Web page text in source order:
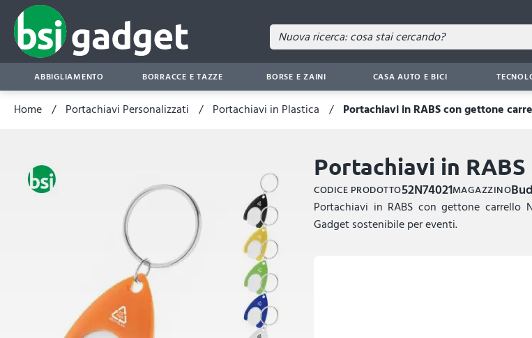
ABBIGLIAMENTO BORRACCE E TAZZE BORSE E ZAINI CASA AUTO E BICI
Home Portachiavi Personalizzati Portachiavi in Plastica Portachiavi in RABS con gettone
Portachiavi in
CODICE PRODOTTO52N74021MAGAZZINO
Portachiavi in RABS con gettone carrello
Gadget sostenibile per eventi.